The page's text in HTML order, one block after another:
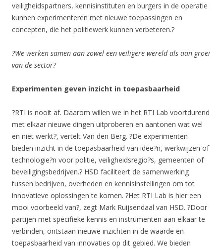
veiligheidspartners, kennisinstituten en burgers in de operatie
kunnen experimenteren met nieuwe toepassingen en
concepten, die het politiewerk kunnen verbeteren.?
?We werken samen aan zowel een veiligere wereld als aan groei
van de sector?
Experimenten geven inzicht in toepasbaarheid
?RTI is nooit af. Daarom willen we in het RTI Lab voortdurend
met elkaar nieuwe dingen uitproberen en aantonen wat wel
en niet werkt?, vertelt Van den Berg. ?De experimenten
bieden inzicht in de toepasbaarheid van idee?n, werkwijzen of
technologie?n voor politie, veiligheidsregio?s, gemeenten of
beveiligingsbedrijven.? HSD faciliteert de samenwerking
tussen bedrijven, overheden en kennisinstellingen om tot
innovatieve oplossingen te komen. ?Het RTI Lab is hier een
mooi voorbeeld van?, zegt Mark Ruijsendaal van HSD. ?Door
partijen met specifieke kennis en instrumenten aan elkaar te
verbinden, ontstaan nieuwe inzichten in de waarde en
toepasbaarheid van innovaties op dit gebied. We bieden